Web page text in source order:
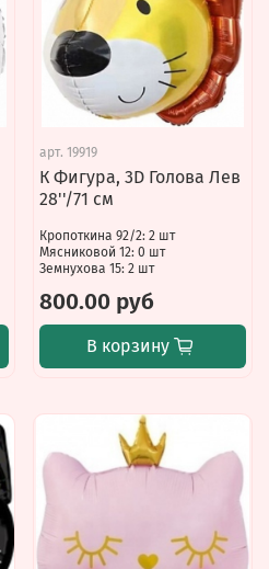
арт. 19919
К Фигура, 3D Голова Лев
28''/71 см
Кропоткина 92/2: 2 шт
Мясниковой 12: 0 шт
Земнухова 15: 2 шт
800.00 руб
В корзину